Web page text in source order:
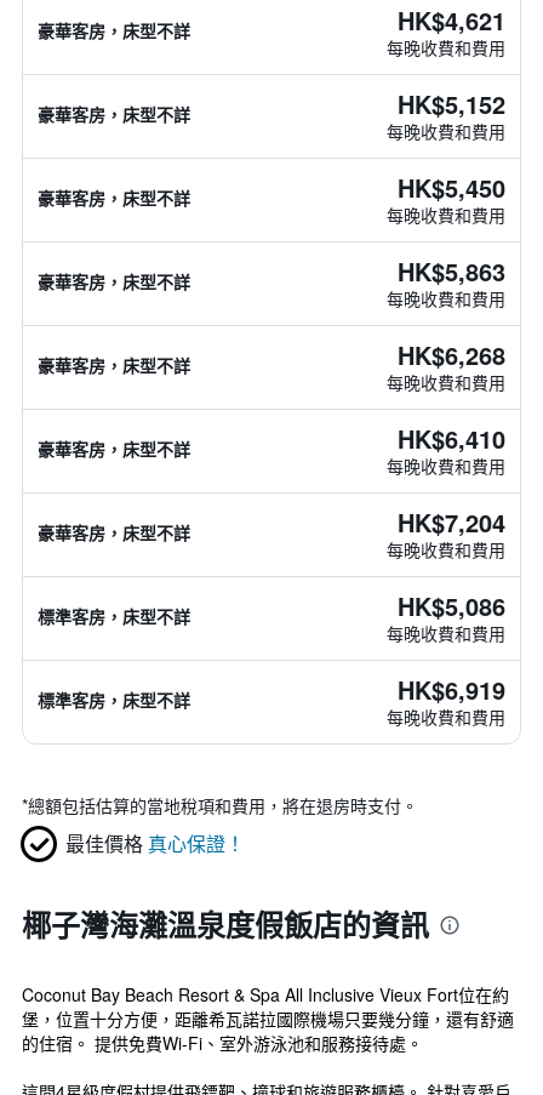
豪華客房，床型不詳 HK$4,621
每晚收費和費用
豪華客房，床型不詳 HK$5,152
每晚收費和費用
豪華客房，床型不詳 HK$5,450
每晚收費和費用
豪華客房，床型不詳 HK$5,863
每晚收費和費用
豪華客房，床型不詳 HK$6,268
每晚收費和費用
豪華客房，床型不詳 HK$6,410
每晚收費和費用
豪華客房，床型不詳 HK$7,204
每晚收費和費用
標準客房，床型不詳 HK$5,086
每晚收費和費用
標準客房，床型不詳 HK$6,919
每晚收費和費用
*總額包括估算的當地稅項和費用，將在退房時支付。
最佳價格 真心保證！
椰子灣海灘溫泉度假飯店的資訊
Coconut Bay Beach Resort & Spa All Inclusive Vieux Fort位在約
堡，位置十分方便，距離希瓦諾拉國際機場只要幾分鐘，還有舒適
的住宿。 提供免費Wi-Fi、室外游泳池和服務接待處。